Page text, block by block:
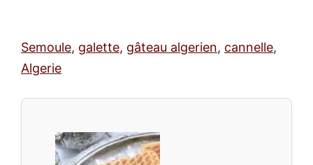
Semoule, galette, gâteau algerien, cannelle,
Algerie